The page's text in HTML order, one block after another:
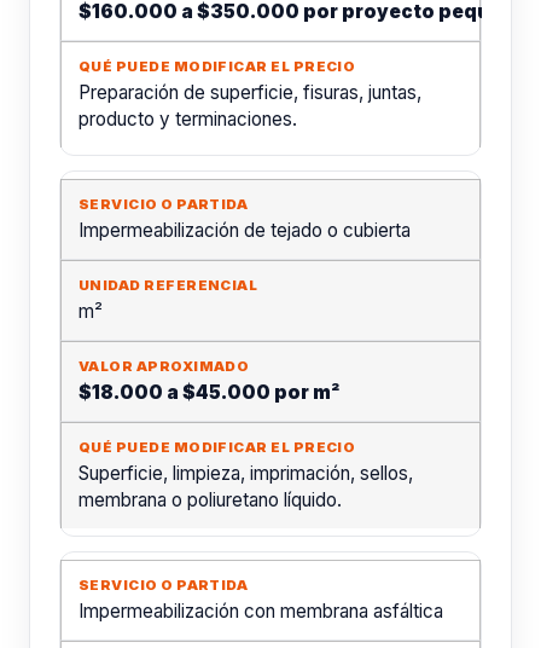
$160.000 a $350.000 por proyecto pequeño
Preparación de superficie, fisuras, juntas,
producto y terminaciones.
Impermeabilización de tejado o cubierta
m²
$18.000 a $45.000 por m²
Superficie, limpieza, imprimación, sellos,
membrana o poliuretano líquido.
Impermeabilización con membrana asfáltica